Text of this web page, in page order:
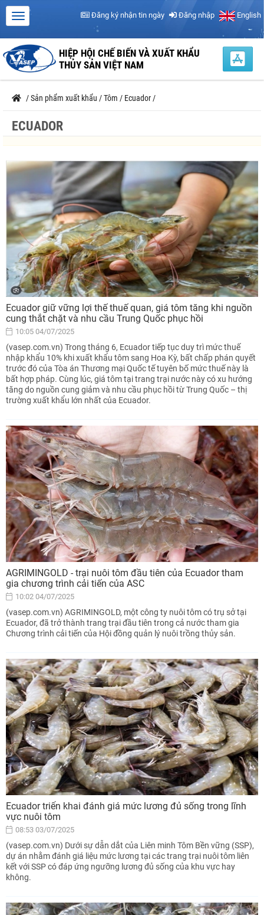
Đăng ký nhận tin ngày Đăng nhập English
HIỆP HỘI CHẾ BIẾN VÀ XUẤT KHẨU
THỦY SẢN VIỆT NAM
/Sản phẩm xuất khẩu /Tôm / Ecuador /
ECUADOR
Ecuador giữ vững lợi thế thuế quan, giá tôm tăng khi nguồn
cung thắt chặt và nhu cầu Trung Quốc phục hồi
10:05 04/07/2025
(vasep.com.vn) Trong tháng 6, Ecuador tiếp tục duy trì mức thuế
nhập khẩu 10% khi xuất khẩu tôm sang Hoa Kỳ, bất chấp phán quyết
trước đó của Tòa án Thương mại Quốc tế tuyên bố mức thuế này là
bất hợp pháp. Cùng lúc, giá tôm tại trang trại nước này có xu hướng
tăng do nguồn cung giảm và nhu cầu phục hồi từ Trung Quốc – thị
trường xuất khẩu lớn nhất của Ecuador.
AGRIMINGOLD - trại nuôi tôm đầu tiên của Ecuador tham
gia chương trình cải tiến của ASC
10:02 04/07/2025
(vasep.com.vn) AGRIMINGOLD, một công ty nuôi tôm có trụ sở tại
Ecuador, đã trở thành trang trại đầu tiên trong cả nước tham gia
Chương trình cải tiến của Hội đồng quản lý nuôi trồng thủy sản.
Ecuador triển khai đánh giá mức lương đủ sống trong lĩnh
vực nuôi tôm
08:53 03/07/2025
(vasep.com.vn) Dưới sự dẫn dắt của Liên minh Tôm Bền vững (SSP),
dự án nhằm đánh giá liệu mức lương tại các trang trại nuôi tôm liên
kết với SSP có đáp ứng ngưỡng lương đủ sống của khu vực hay
không.